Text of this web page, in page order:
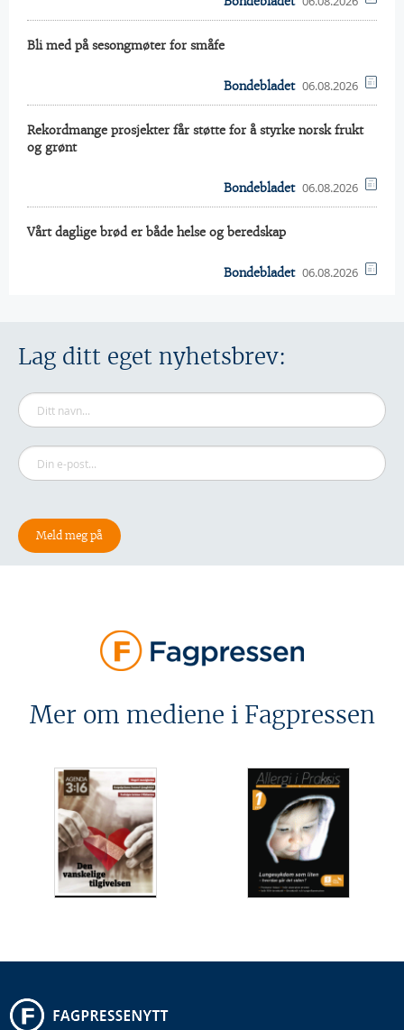
Bli med på sesongmøter for småfe
Bondebladet 06.08.2026
Rekordmange prosjekter får støtte for å styrke norsk frukt
og grønt
Bondebladet 06.08.2026
Vårt daglige brød er både helse og beredskap
Bondebladet 06.08.2026
Lag ditt eget nyhetsbrev:
Mer om mediene i Fagpressen